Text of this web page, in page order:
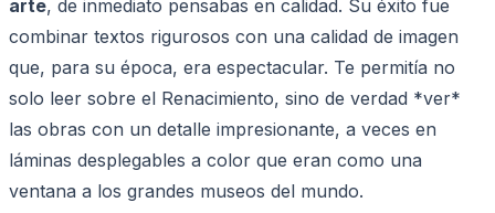
arte, de inmediato pensabas en calidad. Su éxito fue
combinar textos rigurosos con una calidad de imagen
que, para su época, era espectacular. Te permitía no
solo leer sobre el Renacimiento, sino de verdad *ver*
las obras con un detalle impresionante, a veces en
láminas desplegables a color que eran como una
ventana a los grandes museos del mundo.